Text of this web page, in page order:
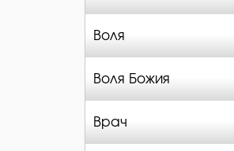
Воля
Воля Божия
Врач